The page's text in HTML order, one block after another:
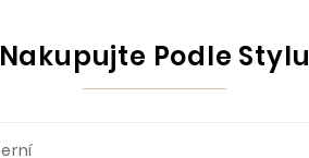
Nakupujte Podle Stylu